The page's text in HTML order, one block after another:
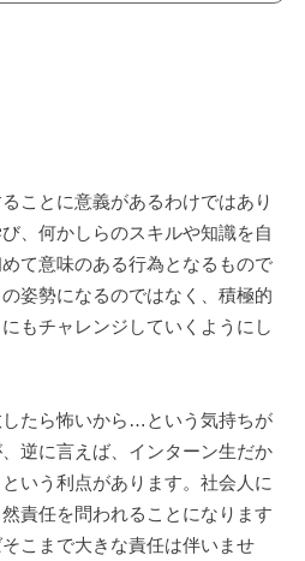
ことに意義があるわけではあり
、何かしらのスキルや知識を自
て意味のある行為となるもので
姿勢になるのではなく、積極的
もチャレンジしていくようにし
たら怖いから…という気持ちが
逆に言えば、インターン生だか
いう利点があります。社会人に
責任を問われることになります
こまで大きな責任は伴いませ